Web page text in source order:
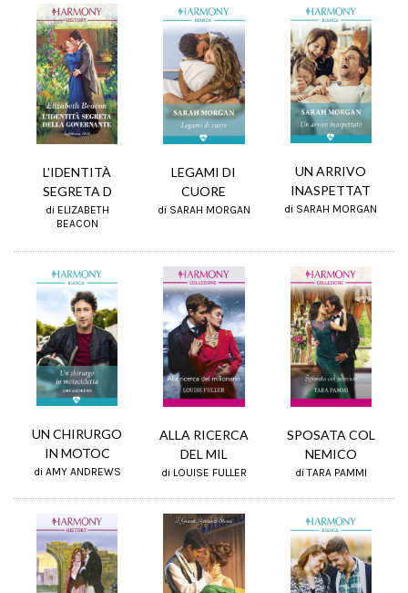
L'IDENTITÀ
SEGRETA D
di ELIZABETH
BEACON
LEGAMI DI
CUORE
di SARAH MORGAN
UN ARRIVO
INASPETTAT
di SARAH MORGAN
UN CHIRURGO
IN MOTOC
di AMY ANDREWS
ALLA RICERCA
DEL MIL
di LOUISE FULLER
SPOSATA COL
NEMICO
di TARA PAMMI